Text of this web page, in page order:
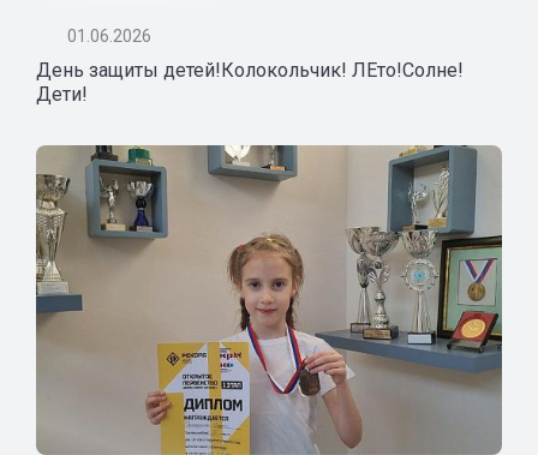
01.06.2026
День защиты детей!Колокольчик! ЛЕто!Солне!
Дети!